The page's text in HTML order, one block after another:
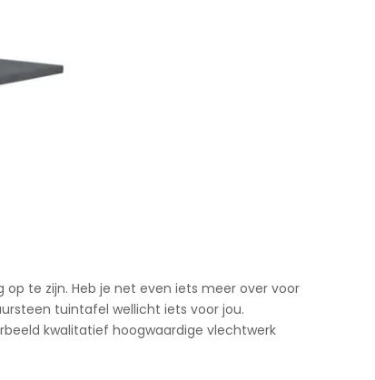
te zijn. Heb je net even iets meer over voor
tuintafel wellicht iets voor jou.
kwalitatief hoogwaardige vlechtwerk